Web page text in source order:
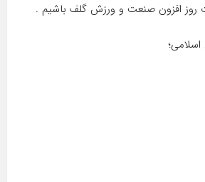
روز افزون صنعت و ورزش گلف باشیم .